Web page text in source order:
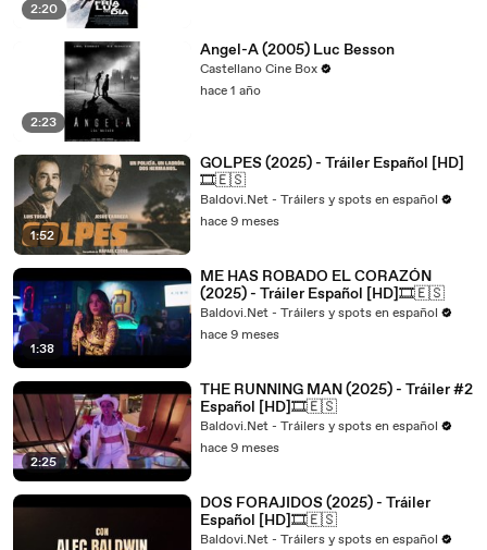
2:20
2:23
Angel-A (2005) Luc Besson
Castellano Cine Box
hace 1 año
1:52
GOLPES (2025) - Tráiler Español [HD]
🎞️🇪🇸
Baldovi.Net - Tráilers y spots en español
hace 9 meses
1:38
ME HAS ROBADO EL CORAZÓN
(2025) - Tráiler Español [HD]🎞️🇪🇸
Baldovi.Net - Tráilers y spots en español
hace 9 meses
2:25
THE RUNNING MAN (2025) - Tráiler #2
Español [HD]🎞️🇪🇸
Baldovi.Net - Tráilers y spots en español
hace 9 meses
DOS FORAJIDOS (2025) - Tráiler
Español [HD]🎞️🇪🇸
Baldovi.Net - Tráilers y spots en español